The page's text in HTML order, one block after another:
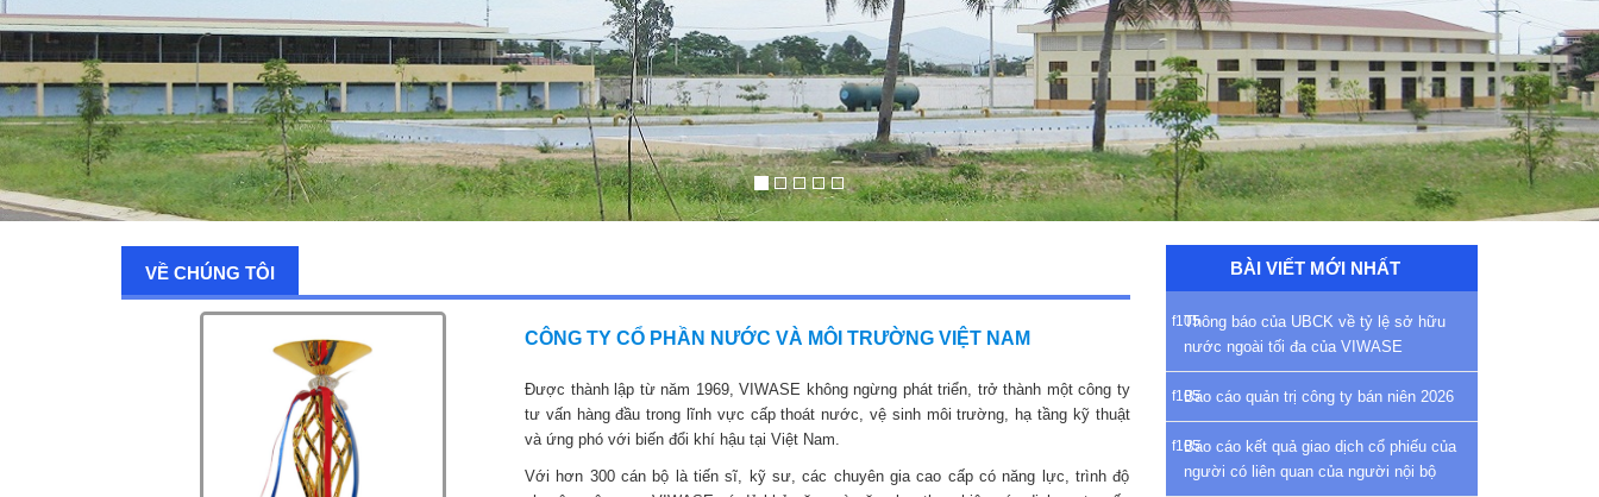
VỀ CHÚNG TÔI
CÔNG TY CỔ PHẦN NƯỚC VÀ MÔI TRƯỜNG VIỆT NAM
Được thành lập từ năm 1969, VIWASE không ngừng phát triển, trở thành một công ty
tư vấn hàng đầu trong lĩnh vực cấp thoát nước, vệ sinh môi trường, hạ tầng kỹ thuật
và ứng phó với biến đổi khí hậu tại Việt Nam.
Với hơn 300 cán bộ là tiến sĩ, kỹ sư, các chuyên gia cao cấp có năng lực, trình độ
BÀI VIẾT MỚI NHẤT
Thông báo của UBCK về tỷ lệ sở hữu
nước ngoài tối đa của VIWASE
Báo cáo quản trị công ty bán niên 2026
Báo cáo kết quả giao dịch cổ phiếu của
người có liên quan của người nội bộ